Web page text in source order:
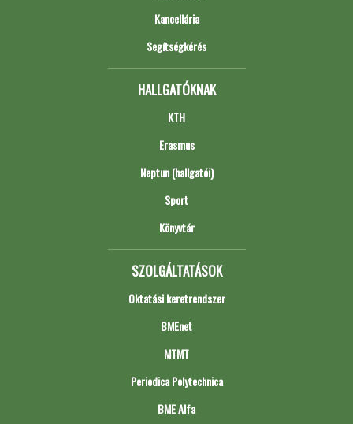
Kancellária
Segítségkérés
HALLGATÓKNAK
KTH
Erasmus
Neptun (hallgatói)
Sport
Könyvtár
SZOLGÁLTATÁSOK
Oktatási keretrendszer
BMEnet
MTMT
Periodica Polytechnica
BME Alfa